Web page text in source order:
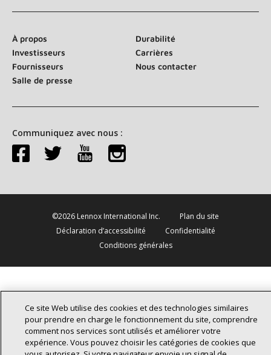
À propos
Durabilité
Investisseurs
Carrières
Fournisseurs
Nous contacter
Salle de presse
Communiquez avec nous :
©2026 Lennox International Inc.
Plan du site
Déclaration d’accessibilité
Confidentialité
Conditions générales
Ce site Web utilise des cookies et des technologies similaires
pour prendre en charge le fonctionnement du site, comprendre
comment nos services sont utilisés et améliorer votre
expérience. Vous pouvez choisir les catégories de cookies que